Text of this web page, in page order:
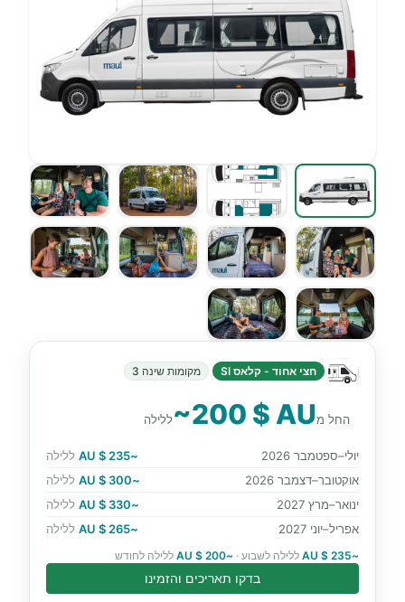
חצי אחוד - קלאס SI מקומות שינה 3
החל מ~200 $ AUללילה
יולי–ספטמבר 2026 ~235 $ AU
ללילה
אוקטובר–דצמבר 2026
~300 $ AU
ללילה
ינואר–מרץ 2027
~330 $ AU
ללילה
אפריל–יוני 2027
~265 $ AU ללילה
~235 $ AU ללילה לשבוע · ~200 $ AU ללילה לחודש
בדקו תאריכים והזמינו